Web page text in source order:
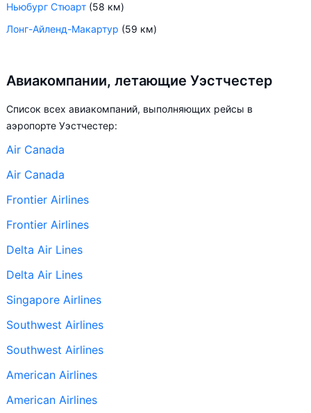
Ньюбург Стюарт (58 км)
Лонг-Айленд-Макартур (59 км)
Авиакомпании, летающие Уэстчестер
Список всех авиакомпаний, выполняющих рейсы в
аэропорте Уэстчестер:
Air Canada
Air Canada
Frontier Airlines
Frontier Airlines
Delta Air Lines
Delta Air Lines
Singapore Airlines
Southwest Airlines
Southwest Airlines
American Airlines
American Airlines